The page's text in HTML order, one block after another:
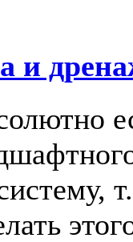
и